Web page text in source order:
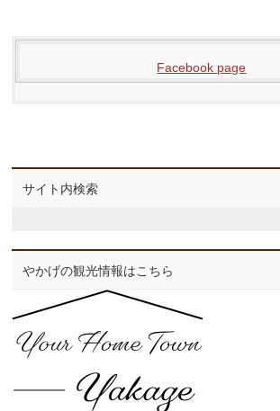
Facebook page
サイト内検索
やかげの観光情報はこちら